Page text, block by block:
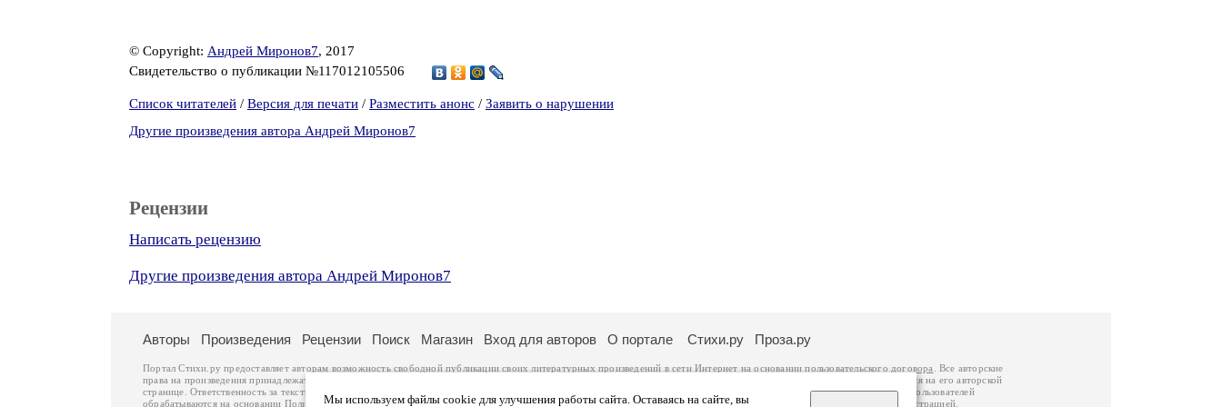
© Copyright: Андрей Миронов7, 2017
Свидетельство о публикации №117012105506
Список читателей / Версия для печати / Разместить анонс / Заявить о нарушении
Другие произведения автора Андрей Миронов7
Рецензии
Написать рецензию
Другие произведения автора Андрей Миронов7
Мы используем файлы cookie для улучшения работы сайта. Оставаясь на сайте, вы
Авторы Произведения Рецензии Поиск Магазин Вход для авторов О портале Стихи.ру Проза.ру
Портал Стихи.ру предоставляет авторам возможность свободной публикации своих литературных произведений в сети Интернет на основаниипользовательского договора
. Все авторские
права на произведения принадлежат авторам и охраняются
. Перепечатка произведений возможна только с согласия его автора, к которому вы можете обратиться на его авторской
странице. Ответственность за тексты произведений авторы несут самостоятельно на основании
законодательства Российской Федерации. Данные пользователей
обрабатываются на основании Политики обработки персональных данных. Вы также можете посмотреть более подробнуюинформацию о портале связаться с администрацией